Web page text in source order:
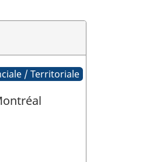
/ Territoriale